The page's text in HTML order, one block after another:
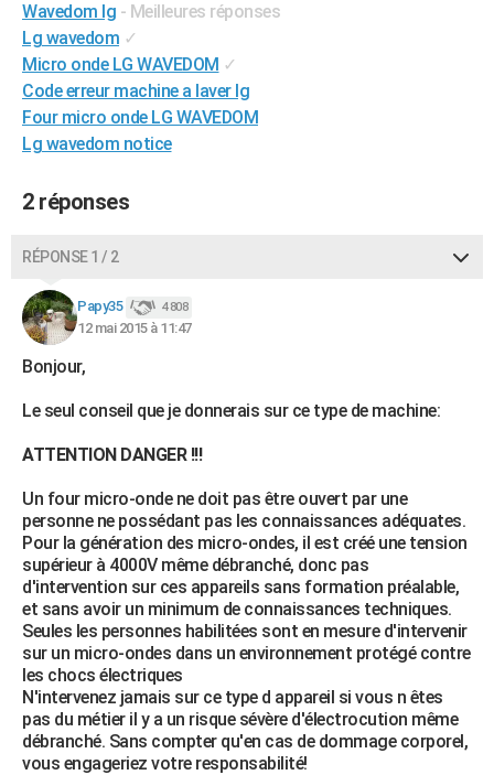
GUIDES D'ACHAT
BONS PLANS
CARTE DE VOEUX
Carte de Noël
Carte Bonne année
Carte Saint-Valentin
Carte Pâques
Carte d'anniversaire
Dictionnaire
Biographies
Citations
Expressions
Proverbes
PROGRAMME TV
COPAINS D'AVANT
S'inscrire
Se connecter
Lycées
Collèges
Primaires
Universités
Entreprises
Service militaire
Avis de recherche
AVIS DE DÉCÈS
FORUM
Bricolage
Lifestyle
Culture
Television
Voyage
Cinema
Wavedom lg - Meilleures réponses
Lg wavedom ✓
Micro onde LG WAVEDOM ✓
Code erreur machine a laver lg
Four micro onde LG WAVEDOM
Lg wavedom notice
2 réponses
RÉPONSE 1 / 2
Papy35 4 808
12 mai 2015 à 11:47
Bonjour,
Le seul conseil que je donnerais sur ce type de machine:
ATTENTION DANGER !!!
Un four micro-onde ne doit pas être ouvert par une
personne ne possédant pas les connaissances adéquates.
Pour la génération des micro-ondes, il est créé une tension
supérieur à 4000V même débranché, donc pas
d'intervention sur ces appareils sans formation préalable,
et sans avoir un minimum de connaissances techniques.
Seules les personnes habilitées sont en mesure d'intervenir
sur un micro-ondes dans un environnement protégé contre
les chocs électriques
N'intervenez jamais sur ce type d appareil si vous n êtes
pas du métier il y a un risque sévère d'électrocution même
débranché. Sans compter qu'en cas de dommage corporel,
vous engageriez votre responsabilité!